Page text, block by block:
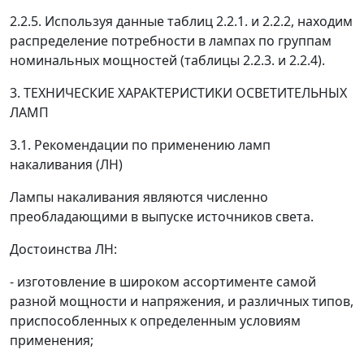
2.2.5. Используя данные таблиц 2.2.1. и 2.2.2, находим
распределение потребности в лампах по группам
номинальных мощностей (таблицы 2.2.3. и 2.2.4).
3. ТЕХНИЧЕСКИЕ ХАРАКТЕРИСТИКИ ОСВЕТИТЕЛЬНЫХ
ЛАМП
3.1. Рекомендации по применению ламп
накаливания (ЛН)
Лампы накаливания являются численно
преобладающими в выпуске источников света.
Достоинства ЛН:
- изготовление в широком ассортименте самой
разной мощности и напряжения, и различных типов,
приспособленных к определенным условиям
применения;